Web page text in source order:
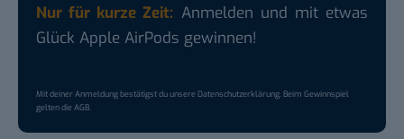
Nur für kurze Zeit: Anmelden und mit etwas
Glück Apple AirPods gewinnen!
Mit deiner Anmeldung bestätigst du unsereDatenschutzerklärung. Beim Gewinnspiel
gelten dieAGB.